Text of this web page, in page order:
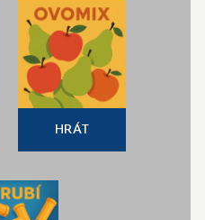
HRÁT